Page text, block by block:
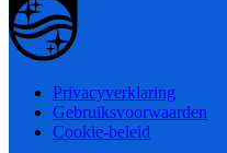
Privacyverklaring
Gebruiksvoorwaarden
Cookie-beleid